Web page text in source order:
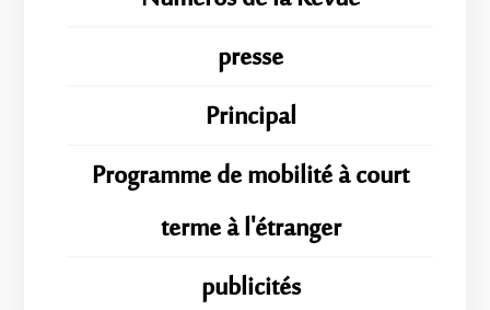
presse
Principal
Programme de mobilité à court
terme à l'étranger
publicités